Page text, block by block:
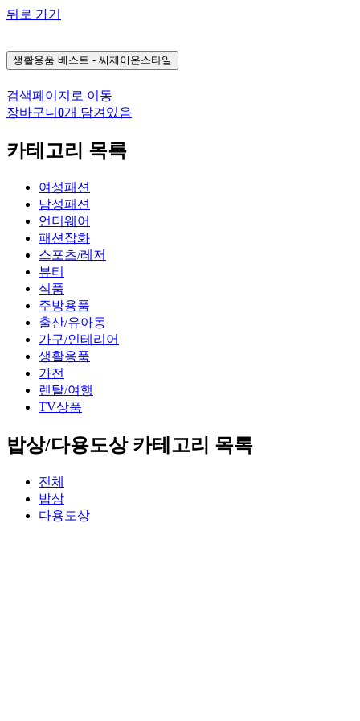
뒤로 가기
생활용품 베스트 - 씨제이온스타일
검색페이지로 이동
장바구니 0개 담겨있음
카테고리 목록
여성패션
남성패션
언더웨어
패션잡화
스포츠/레저
뷰티
식품
주방용품
출산/유아동
가구/인테리어
생활용품
가전
렌탈/여행
TV상품
밥상/다용도상 카테고리 목록
전체
밥상
다용도상